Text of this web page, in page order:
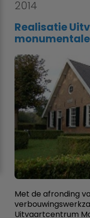
2014
Realisatie
Met de afronding
Uitvaartcentrum